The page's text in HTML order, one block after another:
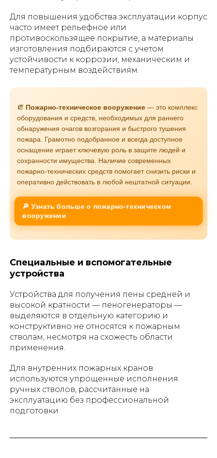
Для повышения удобства эксплуатации корпус
часто имеет рельефное или
противоскользящее покрытие, а материалы
изготовления подбираются с учетом
устойчивости к коррозии, механическим и
температурным воздействиям.
🧯 Пожарно-техническое вооружение — это комплекс
оборудования и средств, необходимых для раннего
обнаружения очагов возгорания и быстрого тушения
пожара. Грамотно подобранное и всегда доступное
оснащение играет ключевую роль в защите людей и
сохранности имущества. Наличие современных
пожарно-технических средств помогает снизить риски и
оперативно действовать в любой нештатной ситуации.
🔎 Узнать больше о пожарно-техническом
вооружении
Специальные и вспомогательные
устройства
Устройства для получения пены средней и
высокой кратности — пеногенераторы —
выделяются в отдельную категорию и
конструктивно не относятся к пожарным
стволам, несмотря на схожесть области
применения.
Для внутренних пожарных кранов
используются упрощенные исполнения
ручных стволов, рассчитанные на
эксплуатацию без профессиональной
подготовки.